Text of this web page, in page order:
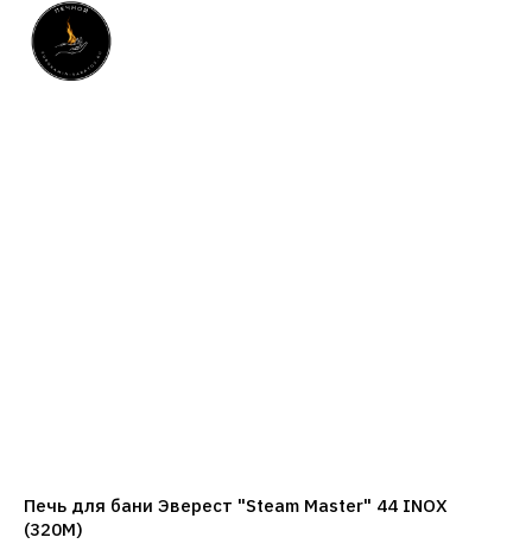
Печь для бани Эверест "Steam Master" 44 INOX
(320M)